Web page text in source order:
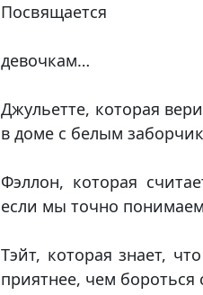
Посвящается
девочкам…
Джульетте, которая
в доме с белым
Фэллон, которая
если мы точно
Тэйт, которая знает,
приятнее, чем бороться